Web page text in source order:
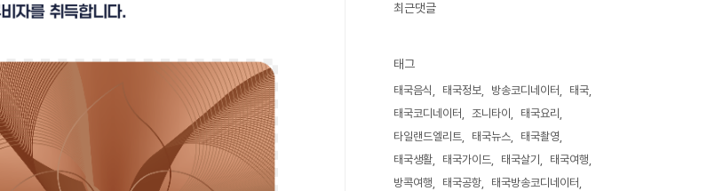
최근댓글
태그
태국음식 태국정보 방송코디네이터
태국
태국코디네이터
조니타이
태국요리
타일랜드엘리트
태국뉴스
태국촬영
태국생활
태국가이드 태국살기
태국여행
방콕여행
태국공항
태국방송코디네이터